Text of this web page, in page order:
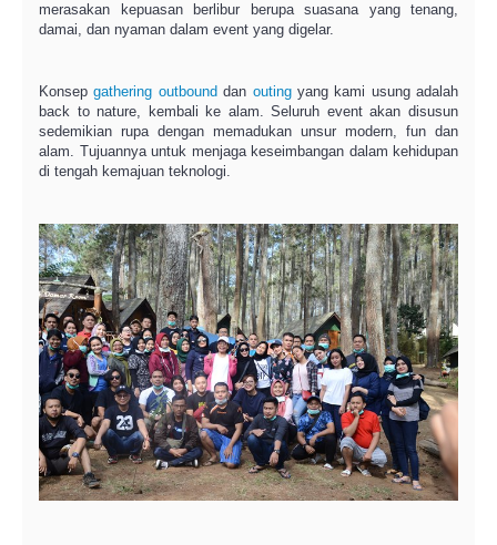
merasakan kepuasan berlibur berupa suasana yang tenang,
damai, dan nyaman dalam event yang digelar.
Konsepgathering outbound dan outingyang kami usung adalah
back to nature, kembali ke alam. Seluruh event akan disusun
sedemikian rupa dengan memadukan unsur modern, fun dan
alam. Tujuannya untuk menjaga keseimbangan dalam kehidupan
di tengah kemajuan teknologi.